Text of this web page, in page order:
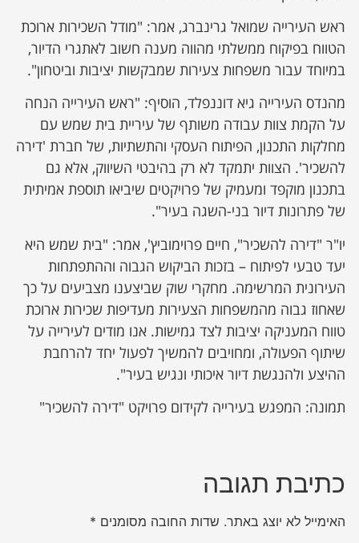
ראש העירייה שמואל גרינברג, אמר: "מודל השכירות ארוכת
הטווח בפיקוח ממשלתי מהווה מענה חשוב לאתגרי הדיור,
במיוחד עבור משפחות צעירות שמבקשות יציבות וביטחון".
מהנדס העירייה גיא דוננפלד, הוסיף: "ראש העירייה הנחה
על הקמת צוות עבודה משותף של עיריית בית שמש עם
מחלקות התכנון, הפיתוח העסקי והתשתיות, של חברת 'דירה
להשכיר'. הצוות יתמקד לא רק בהיבטי השיווק, אלא גם
בתכנון מוקפד ומעמיק של פרויקטים שיביאו תוספת אמיתית
של פתרונות דיור בני-השגה בעיר".
יו"ר "דירה להשכיר", חיים פרוימוביץ', אמר: "בית שמש היא
יעד טבעי לפיתוח – בזכות הביקוש הגבוה וההתפתחות
העירונית המרשימה. מחקרי שוק שביצענו מצביעים על כך
שאחוז גבוה מהמשפחות הצעירות מעדיפות שכירות ארוכת
טווח המעניקה יציבות לצד גמישות. אנו מודים לעירייה על
שיתוף הפעולה, ומחויבים להמשיך לפעול יחד להרחבת
ההיצע ולהנגשת דיור איכותי ונגיש בעיר".
תמונה: המפגש בעירייה לקידום פרויקט "דירה להשכיר"
כתיבת תגובה
האימייל לא יוצג באתר. שדות החובה מסומנים *